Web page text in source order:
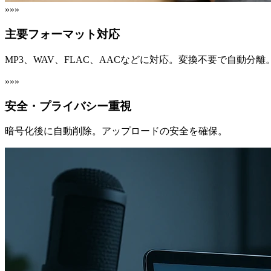
»»»
主要フォーマット対応
MP3、WAV、FLAC、AACなどに対応。変換不要で自動分離
»»»
安全・プライバシー重視
暗号化後に自動削除。アップロードの安全を確保。